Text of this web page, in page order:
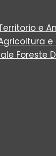
e
e
Foreste